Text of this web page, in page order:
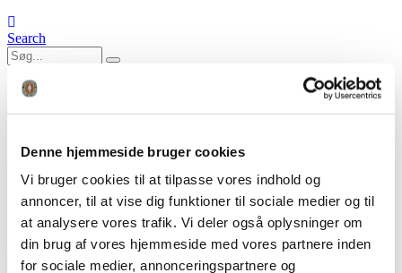
Denne hjemmeside bruger cookies
Vi bruger cookies til at tilpasse vores indhold og
annoncer, til at vise dig funktioner til sociale medier og til
at analysere vores trafik. Vi deler også oplysninger om
din brug af vores hjemmeside med vores partnere inden
for sociale medier, annonceringspartnere og
Search
Fællesjagt med fair fordeling
Baldur – foto fællesjagt sydsjælland 2